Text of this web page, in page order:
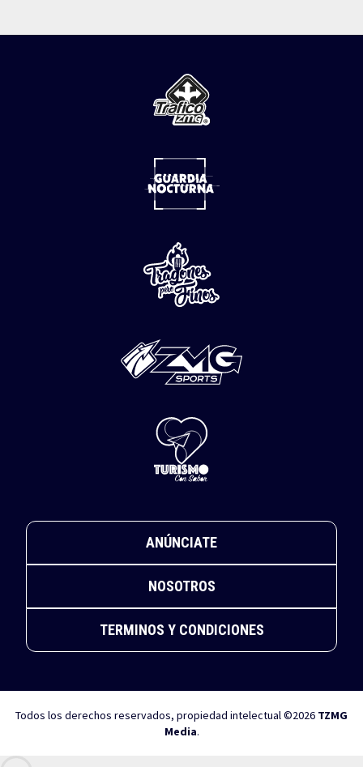
ANÚNCIATE
NOSOTROS
TERMINOS Y CONDICIONES
Todos los derechos reservados, propiedad intelectual ©2026 TZMG
Media.